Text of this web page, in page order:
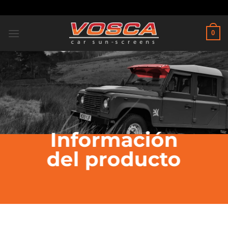
al
contenido
0
Información
del producto